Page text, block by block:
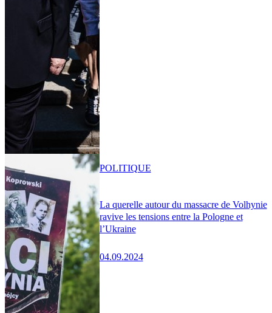
La querelle autour du massacre de Volhynie
ravive les tensions entre la Pologne et
l’Ukraine
04.09.2024
POLITIQUE